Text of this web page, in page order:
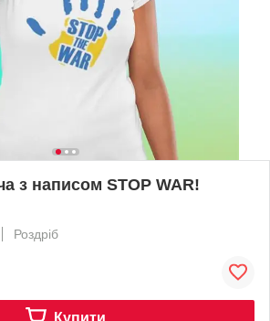
з написом STOP WAR!
Роздріб
Купити